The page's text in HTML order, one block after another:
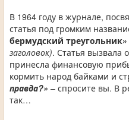
В 1964 году в журнале,
статья под громким
бермудский треугольник»
заголовок). Статья вызвала
принесла финансовую
кормить народ байками и
правда?» – спросите вы. В
так…